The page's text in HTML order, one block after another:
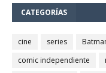
CATEGORÍAS
cine series
comic independiente